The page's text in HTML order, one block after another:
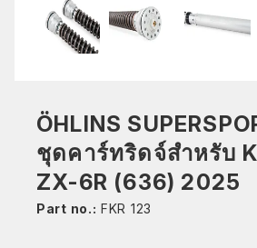
ÖHLINS
ชุดคาร์ทริดจ์สำหรับ
ZX-6R (636) 2025
Part no.: FKR 123